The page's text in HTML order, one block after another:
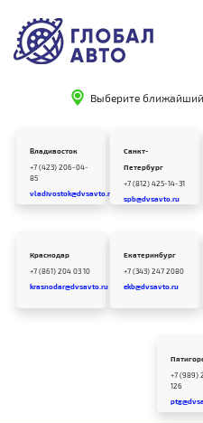
Выберите
Владивосток
+7 (423) 206-04-
85
vladivostok@dvsavto.ru
Санкт-
Петербург
+7 (812) 425-14-31
spb@dvsavto.ru
Краснодар
+7 (861) 204 03 10
krasnodar@dvsavto.ru
Екатеринбург
+7 (343) 247 2080
ekb@dvsavto.ru
+7 (989)
126